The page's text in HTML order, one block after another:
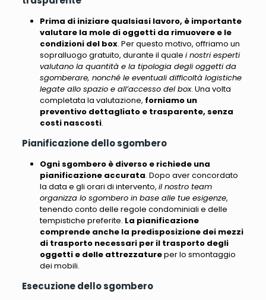
Prima di iniziare qualsiasi lavoro, è importante
valutare la mole di oggetti da rimuovere e le
condizioni del box. Per questo motivo, offriamo un
sopralluogo gratuito, durante il quale i nostri esperti
valutano la quantità e la tipologia degli oggetti da
sgomberare, nonché le eventuali difficoltà logistiche
legate allo spazio e all’accesso del box. Una volta
completata la valutazione, forniamo un
preventivo dettagliato e trasparente, senza
costi nascosti.
Pianificazione dello sgombero
Ogni sgombero è diverso e richiede una
pianificazione accurata. Dopo aver concordato
la data e gli orari di intervento, il nostro team
organizza lo sgombero in base alle tue esigenze,
tenendo conto delle regole condominiali e delle
tempistiche preferite. La pianificazione
comprende anche la predisposizione dei mezzi
di trasporto necessari per il trasporto degli
oggetti e delle attrezzatureper lo smontaggio
dei mobili.
Esecuzione dello sgombero